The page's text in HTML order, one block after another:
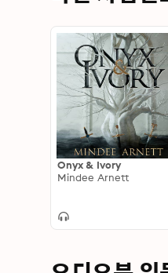
Onyx & Ivory
Mindee Arnett